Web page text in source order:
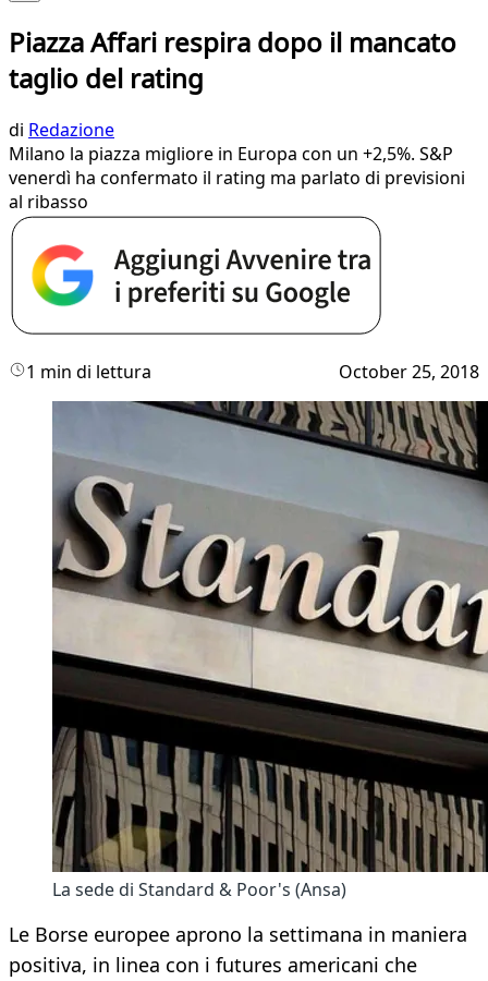
Piazza Affari respira dopo il mancato
taglio del rating
di Redazione
Milano la piazza migliore in Europa con un +2,5%. S&P
venerdì ha confermato il rating ma parlato di previsioni
al ribasso
1 min di lettura October 25, 2018
La sede di Standard & Poor's (Ansa)
Le Borse europee aprono la settimana in maniera
positiva, in linea con i futures americani che